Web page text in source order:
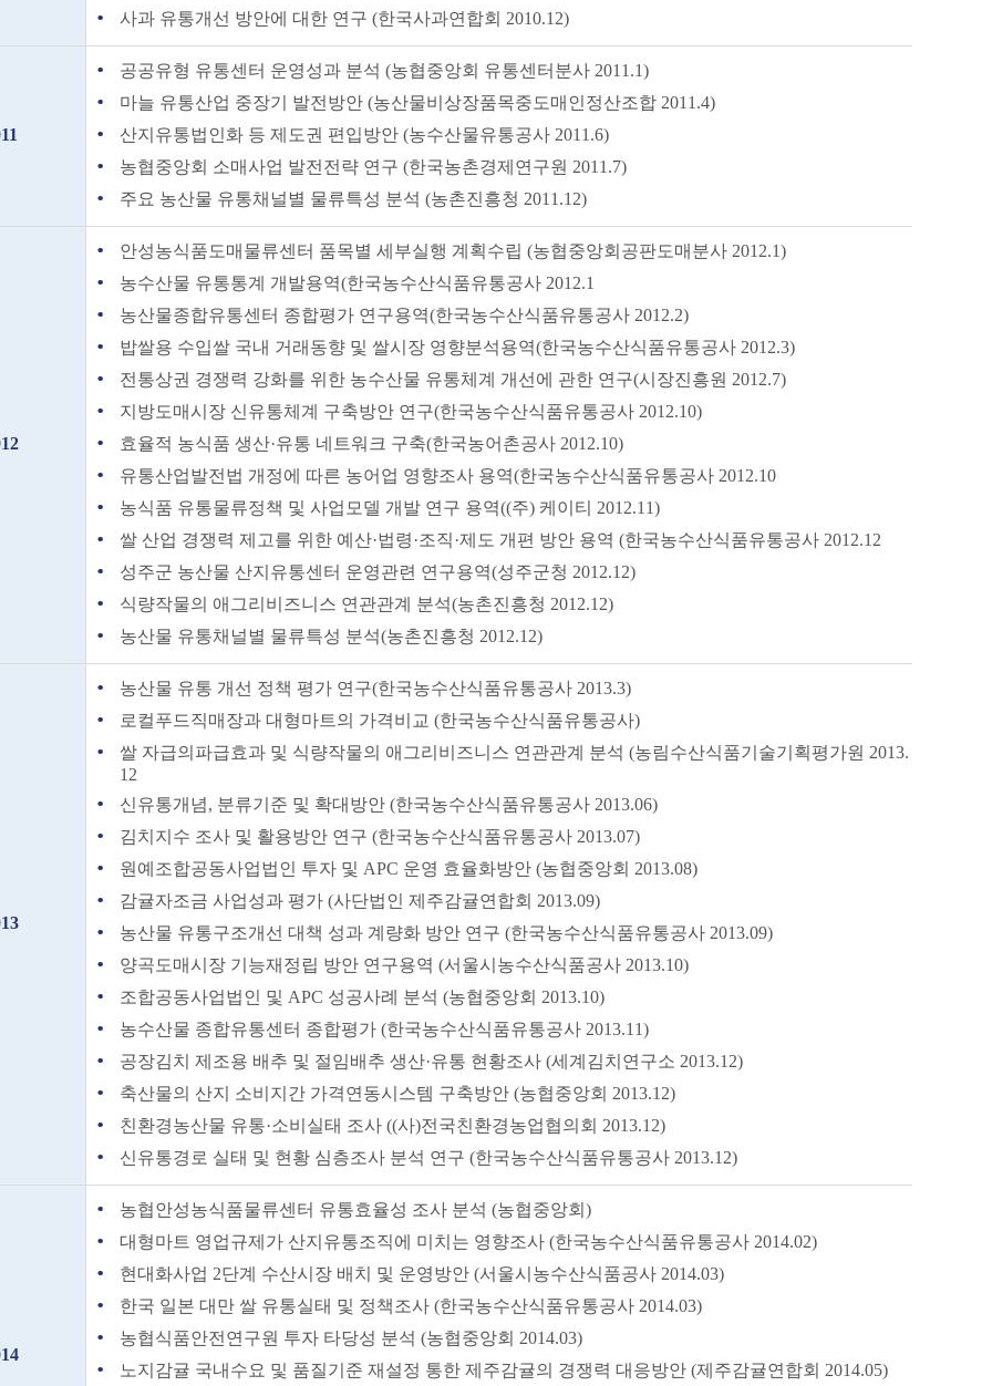
사과 유통개선 방안에 대한 연구 (한국사과연합회 2010.12)
공공유형 유통센터 운영성과 분석 (농협중앙회 유통센터분사 2011.1)
마늘 유통산업 중장기 발전방안 (농산물비상장품목중도매인정산조합 2011.4)
산지유통법인화 등 제도권 편입방안 (농수산물유통공사 2011.6)
농협중앙회 소매사업 발전전략 연구 (한국농촌경제연구원 2011.7)
주요 농산물 유통채널별 물류특성 분석 (농촌진흥청 2011.12)
안성농식품도매물류센터 품목별 세부실행 계획수립 (농협중앙회공판도매분사 2012.1)
농수산물 유통통계 개발용역(한국농수산식품유통공사 2012.1
농산물종합유통센터 종합평가 연구용역(한국농수산식품유통공사 2012.2)
밥쌀용 수입쌀 국내 거래동향 및 쌀시장 영향분석용역(한국농수산식품유통공사 2012.3)
전통상권 경쟁력 강화를 위한 농수산물 유통체계 개선에 관한 연구(시장진흥원 2012.7)
지방도매시장 신유통체계 구축방안 연구(한국농수산식품유통공사 2012.10)
효율적 농식품 생산·유통 네트워크 구축(한국농어촌공사 2012.10)
유통산업발전법 개정에 따른 농어업 영향조사 용역(한국농수산식품유통공사 2012.10
농식품 유통물류정책 및 사업모델 개발 연구 용역((주) 케이티 2012.11)
쌀 산업 경쟁력 제고를 위한 예산·법령·조직·제도 개편 방안 용역 (한국농수산식품유통공사 2012.12
성주군 농산물 산지유통센터 운영관련 연구용역(성주군청 2012.12)
식량작물의 애그리비즈니스 연관관계 분석(농촌진흥청 2012.12)
농산물 유통채널별 물류특성 분석(농촌진흥청 2012.12)
농산물 유통 개선 정책 평가 연구(한국농수산식품유통공사 2013.3)
로컬푸드직매장과 대형마트의 가격비교 (한국농수산식품유통공사)
쌀 자급의파급효과 및 식량작물의 애그리비즈니스 연관관계 분석 (농림수산식품기술기획평가원 2013.
12
신유통개념, 분류기준 및 확대방안 (한국농수산식품유통공사 2013.06)
김치지수 조사 및 활용방안 연구 (한국농수산식품유통공사 2013.07)
원예조합공동사업법인 투자 및 APC 운영 효율화방안 (농협중앙회 2013.08)
감귤자조금 사업성과 평가 (사단법인 제주감귤연합회 2013.09)
농산물 유통구조개선 대책 성과 계량화 방안 연구 (한국농수산식품유통공사 2013.09)
양곡도매시장 기능재정립 방안 연구용역 (서울시농수산식품공사 2013.10)
조합공동사업법인 및 APC 성공사례 분석 (농협중앙회 2013.10)
농수산물 종합유통센터 종합평가 (한국농수산식품유통공사 2013.11)
공장김치 제조용 배추 및 절임배추 생산·유통 현황조사 (세계김치연구소 2013.12)
축산물의 산지 소비지간 가격연동시스템 구축방안 (농협중앙회 2013.12)
친환경농산물 유통·소비실태 조사 ((사)전국친환경농업협의회 2013.12)
신유통경로 실태 및 현황 심층조사 분석 연구 (한국농수산식품유통공사 2013.12)
농협안성농식품물류센터 유통효율성 조사 분석 (농협중앙회)
대형마트 영업규제가 산지유통조직에 미치는 영향조사 (한국농수산식품유통공사 2014.02)
현대화사업 2단계 수산시장 배치 및 운영방안 (서울시농수산식품공사 2014.03)
한국 일본 대만 쌀 유통실태 및 정책조사 (한국농수산식품유통공사 2014.03)
농협식품안전연구원 투자 타당성 분석 (농협중앙회 2014.03)
노지감귤 국내수요 및 품질기준 재설정 통한 제주감귤의 경쟁력 대응방안 (제주감귤연합회 2014.05)